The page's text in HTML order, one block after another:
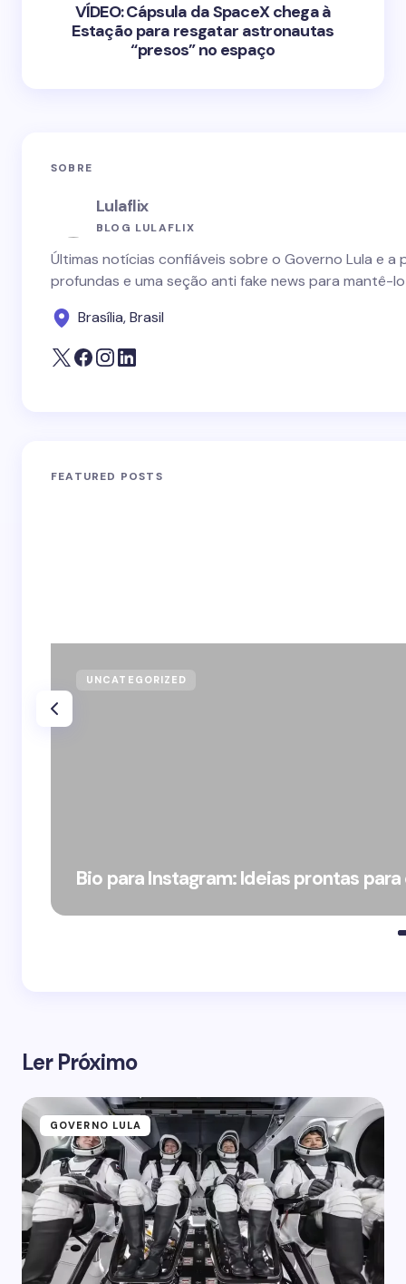
VÍDEO: Cápsula da SpaceX chega à
Estação para resgatar astronautas
“presos” no espaço
SOBRE
Lulaflix
BLOG LULAFLIX
Últimas notícias confiáveis sobre o Governo Lula e
profundas e uma seção anti fake news para mantê-
Brasília, Brasil
FEATURED POSTS
UNCATEGORIZED
Bio para Instagram: Ideias prontas
Ler Próximo
GOVERNO LULA